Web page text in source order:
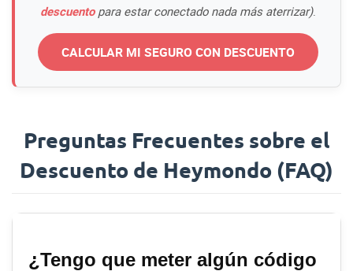
descuentopara estar conectado nada más aterrizar).
CALCULAR MI SEGURO CON DESCUENTO
Preguntas Frecuentes sobre el
Descuento de Heymondo (FAQ)
¿Tengo que meter algún código